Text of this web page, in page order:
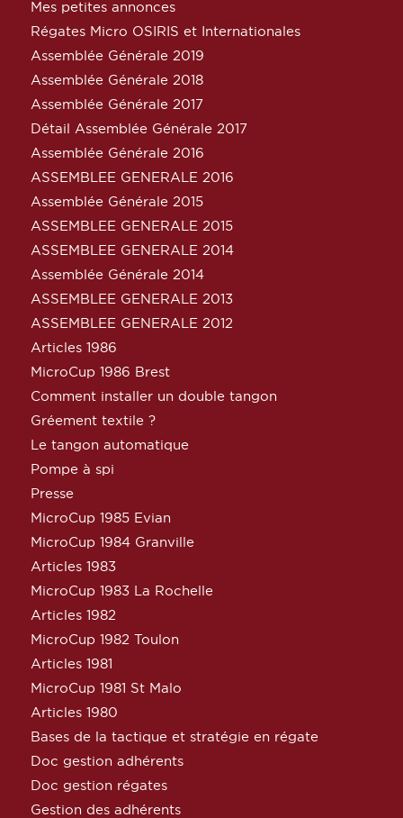
Mes petites annonces
Régates Micro OSIRIS et Internationales
Assemblée Générale 2019
Assemblée Générale 2018
Assemblée Générale 2017
Détail Assemblée Générale 2017
Assemblée Générale 2016
ASSEMBLEE GENERALE 2016
Assemblée Générale 2015
ASSEMBLEE GENERALE 2015
ASSEMBLEE GENERALE 2014
Assemblée Générale 2014
ASSEMBLEE GENERALE 2013
ASSEMBLEE GENERALE 2012
Articles 1986
MicroCup 1986 Brest
Comment installer un double tangon
Gréement textile ?
Le tangon automatique
Pompe à spi
Presse
MicroCup 1985 Evian
MicroCup 1984 Granville
Articles 1983
MicroCup 1983 La Rochelle
Articles 1982
MicroCup 1982 Toulon
Articles 1981
MicroCup 1981 St Malo
Articles 1980
Bases de la tactique et stratégie en régate
Doc gestion adhérents
Doc gestion régates
Gestion des adhérents